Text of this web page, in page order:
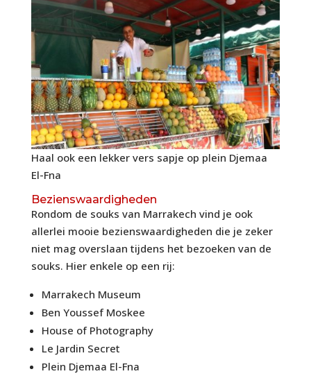
Haal ook een lekker vers sapje op plein Djemaa
El-Fna
Bezienswaardigheden
Rondom de souks van Marrakech vind je ook
allerlei mooie bezienswaardigheden die je zeker
niet mag overslaan tijdens het bezoeken van de
souks. Hier enkele op een rij:
Marrakech Museum
Ben Youssef Moskee
House of Photography
Le Jardin Secret
Plein Djemaa El-Fna